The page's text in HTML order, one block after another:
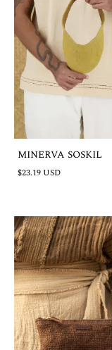
MINERVA SOSKIL
$23.19 USD